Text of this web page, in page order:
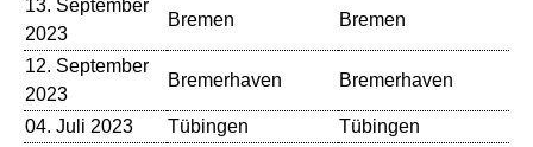
13. September
2023
Bremen Bremen
12. September
2023
Bremerhaven Bremerhaven
04. Juli 2023 Tübingen Tübingen